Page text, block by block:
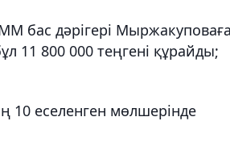
бас дәрігері
11 800 000 теңгені құрайды;
10 еселенген мөлшерінде